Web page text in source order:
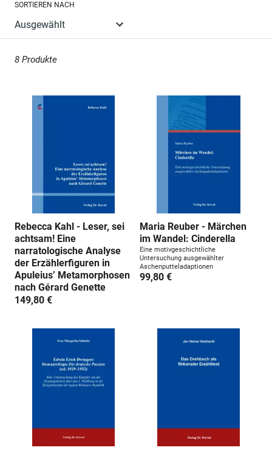
g
:
SORTIEREN NACH
8 Produkte
Rebecca Kahl - Leser, sei
achtsam! Eine
narratologische Analyse
der Erzählerfiguren in
Apuleiusʼ Metamorphosen
nach Gérard Genette
149,80 €
Maria Reuber - Märchen
im Wandel: Cinderella
Eine motivgeschichtliche
Untersuchung ausgewählter
Aschenputteladaptionen
99,80 €